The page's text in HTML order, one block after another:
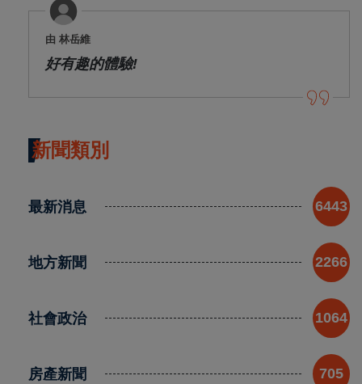
由 林岳維
好有趣的體驗!
新聞類別
最新消息 6443
地方新聞 2266
社會政治 1064
房產新聞 705